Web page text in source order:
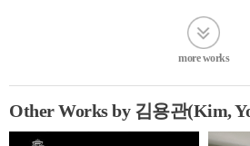
more works
Other Works by 김용관(Kim,